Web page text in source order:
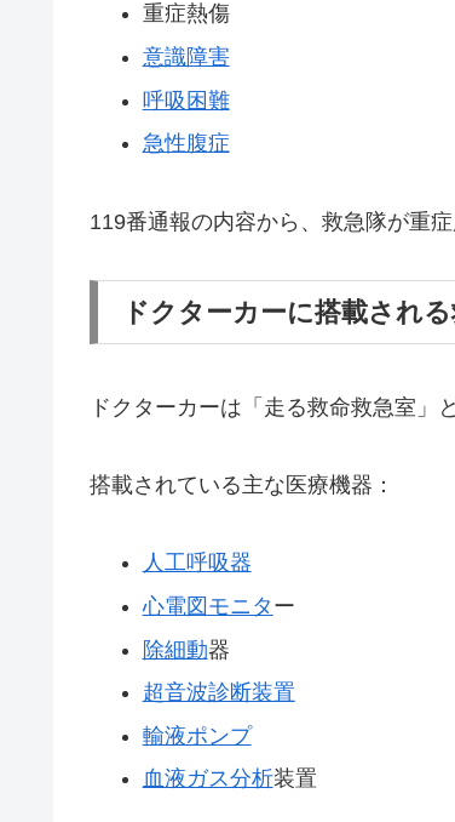
重症熱傷
意識障害
呼吸困難
急性腹症
119番通報の内容から、救急隊が重
ドクターカーに搭載され
ドクターカーは「走る救命救急室」
搭載されている主な医療機器：
人工呼吸器
心電図モニタ ー
除細動器
超音波診断装置
輸液ポンプ
血液ガス分析装置